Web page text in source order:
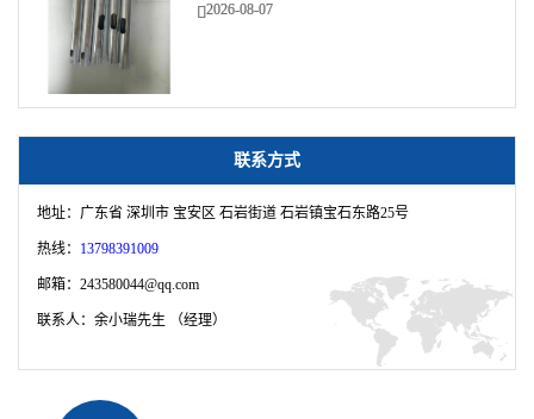
·不锈钢车铣复合加工
·数控车床加工各种螺纹零件
·ACME美标往复丝杆多头来回轴
2026-08-07
联系方式
地址：广东省 深圳市 宝安区 石岩街道 石岩镇宝石东路25号
热线： 13798391009
邮箱：243580044@qq.com
联系人：余小瑞先生 （经理）